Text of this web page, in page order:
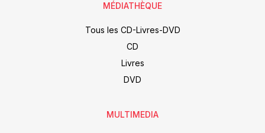
MÉDIATHÈQUE
Tous les CD-Livres-DVD
CD
Livres
DVD
MULTIMEDIA